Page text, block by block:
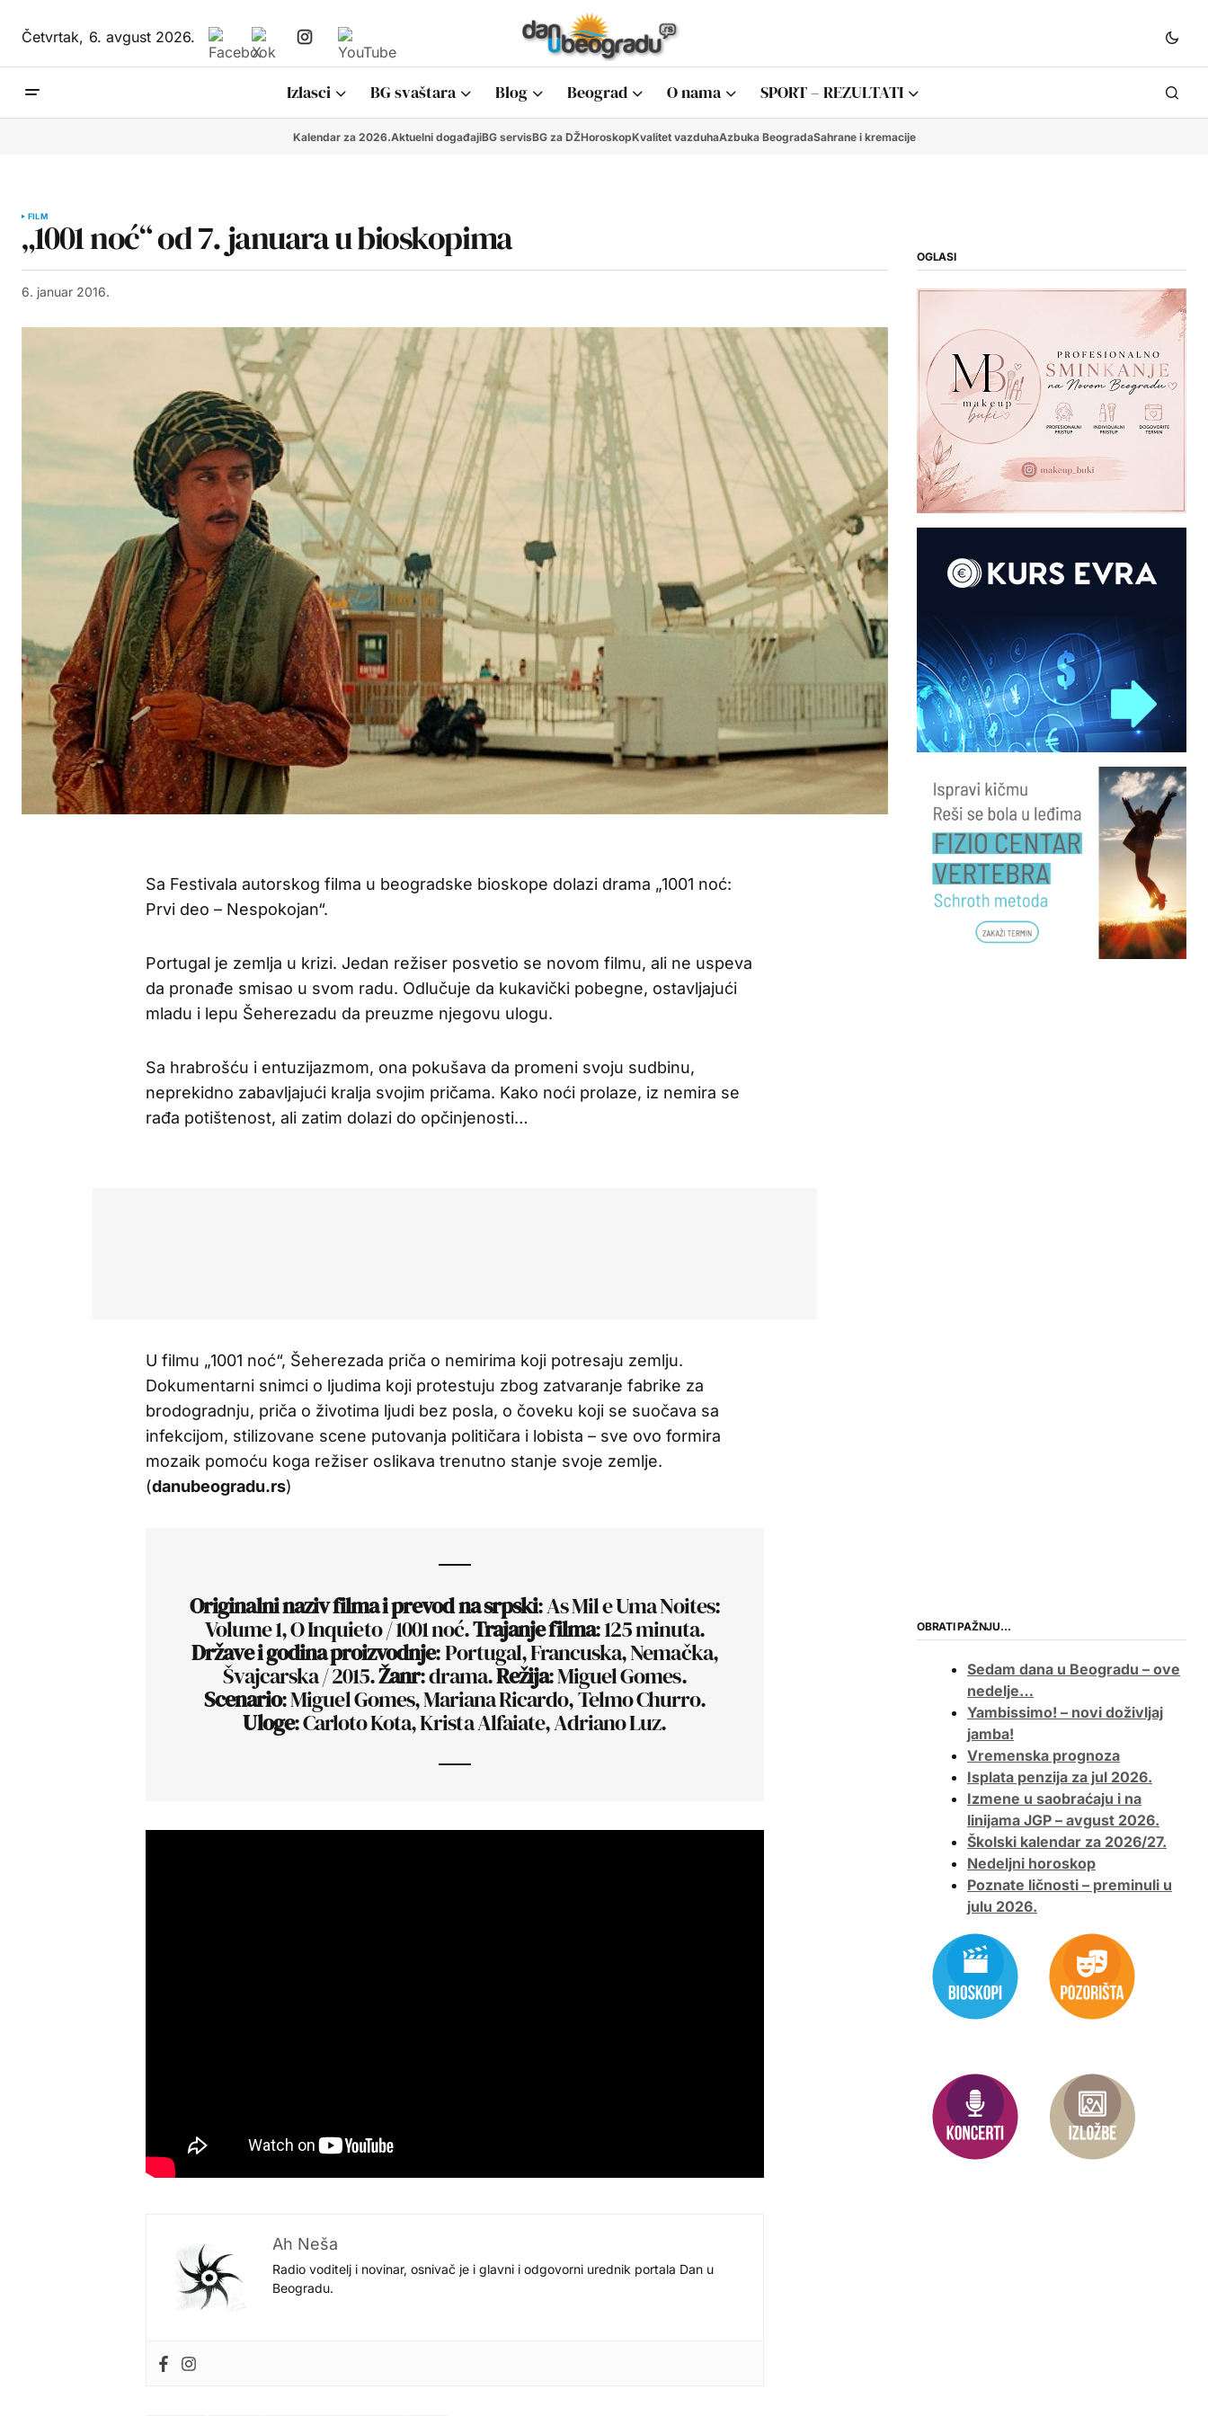
Četvrtak,6. avgust 2026.
Izlasci BG svaštara Blog Beograd O nama SPORT – REZULTATI
Kalendar za 2026.Aktuelni događajiBG servisBG za DŽHoroskopKvalitet vazduhaAzbuka BeogradaSahrane i kremacije
FILM
„1001 noć“ od 7. januara u bioskopima
6. januar 2016.
Sa Festivala autorskog filma u beogradske bioskope dolazi drama „1001 noć:
Prvi deo – Nespokojan“.
Portugal je zemlja u krizi. Jedan režiser posvetio se novom filmu, ali ne uspeva
da pronađe smisao u svom radu. Odlučuje da kukavički pobegne, ostavljajući
mladu i lepu Šeherezadu da preuzme njegovu ulogu.
Sa hrabrošću i entuzijazmom, ona pokušava da promeni svoju sudbinu,
neprekidno zabavljajući kralja svojim pričama. Kako noći prolaze, iz nemira se
rađa potištenost, ali zatim dolazi do opčinjenosti…
U filmu „1001 noć“, Šeherezada priča o nemirima koji potresaju zemlju.
Dokumentarni snimci o ljudima koji protestuju zbog zatvaranje fabrike za
brodogradnju, priča o životima ljudi bez posla, o čoveku koji se suočava sa
infekcijom, stilizovane scene putovanja političara i lobista – sve ovo formira
mozaik pomoću koga režiser oslikava trenutno stanje svoje zemlje.
(danubeogradu.rs)
Originalni naziv filma i prevod na srpski: As Mil e Uma Noites:
Volume 1, O Inquieto / 1001 noć.Trajanje filma: 125 minuta.
Države i godina proizvodnje: Portugal, Francuska, Nemačka,
Švajcarska / 2015.Žanr: drama.Režija: Miguel Gomes.
Scenario: Miguel Gomes, Mariana Ricardo, Telmo Churro.
Uloge: Carloto Kota, Krista Alfaiate, Adriano Luz.
Ah Neša
Radio voditelj i novinar, osnivač je i glavni i odgovorni urednik portala Dan u
Beogradu.
OGLASI
OBRATI PAŽNJU…
Sedam dana u Beogradu – ove
nedelje…
Yambissimo! – novi doživljaj
jamba!
Vremenska prognoza
Isplata penzija za jul 2026.
Izmene u saobraćaju i na
linijama JGP – avgust 2026.
Školski kalendar za 2026/27.
Nedeljni horoskop
Poznate ličnosti – preminuli u
julu 2026.